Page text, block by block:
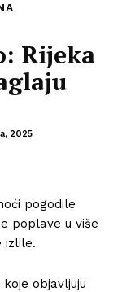
Rijeka
2025
pogodile
poplave u više
izlile.
objavljuju